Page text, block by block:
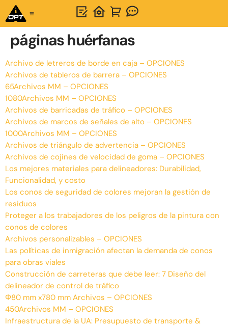
páginas huérfanas
Archivo de letreros de borde en caja – OPCIONES
Archivos de tableros de barrera – OPCIONES
65Archivos MM – OPCIONES
1080Archivos MM – OPCIONES
Archivos de barricadas de tráfico – OPCIONES
Archivos de marcos de señales de alto – OPCIONES
1000Archivos MM – OPCIONES
Archivos de triángulo de advertencia – OPCIONES
Archivos de cojines de velocidad de goma – OPCIONES
Los mejores materiales para delineadores: Durabilidad,
Funcionalidad, y costo
Los conos de seguridad de colores mejoran la gestión de
residuos
Proteger a los trabajadores de los peligros de la pintura con
conos de colores
Archivos personalizables – OPCIONES
Las políticas de inmigración afectan la demanda de conos
para obras viales
Construcción de carreteras que debe leer: 7 Diseño del
delineador de control de tráfico
Φ80 mm x780 mm Archivos – OPCIONES
450Archivos MM – OPCIONES
Infraestructura de la UA: Presupuesto de transporte &